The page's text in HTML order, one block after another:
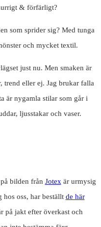
& förfärligt?
som sprider sig? Med tunga
och mycket textil.
just nu. Men smaken är
trend eller ej. Jag brukar falla
är nygamla stilar som går i
ljusstakar och vaser.
bilden från Jotexär urmysig
hos oss, har beställt de här
på jakt efter överkast och